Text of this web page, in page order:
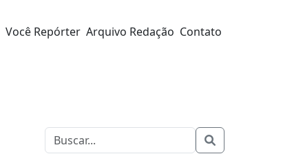
Você Repórter Arquivo Redação Contato